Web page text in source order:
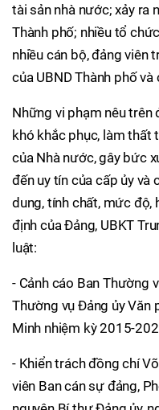
tài sản nhà nước; xảy ra
Thành phố; nhiều tổ
nhiều cán bộ, đảng viên
của UBND Thành phố
Những vi phạm nêu trên
khó khắc phục, làm thất
của Nhà nước, gây bức
đến uy tín của cấp ủy và
dung, tính chất, mức độ,
định của Đảng, UBKT
luật:
- Cảnh cáo Ban Thường
Thường vụ Đảng ủy Văn
Minh nhiệm kỳ 2015-
- Khiển trách đồng chí
viên Ban cán sự đảng,